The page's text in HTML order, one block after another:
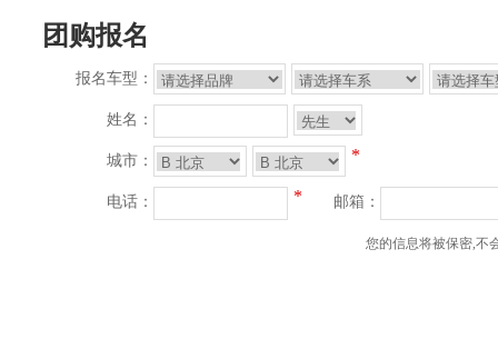
团购报名
报名车型：
姓名：
城市： *
电话： * 邮箱：
您的信息将被保密,不